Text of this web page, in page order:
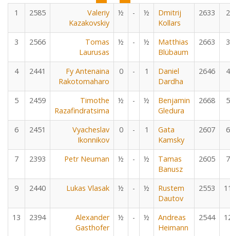
1 2585
Valeriy
Kazakovskiy
½ - ½
Dmitrij
Kollars
2633 2
3 2566
Tomas
Laurusas
½ - ½
Matthias
Blübaum
2663 3
4 2441
Fy Antenaina
Rakotomaharo
0 - 1
Daniel
Dardha
2646 4
5 2459
Timothe
Razafindratsima
½ - ½
Benjamin
Gledura
2668 5
6 2451
Vyacheslav
Ikonnikov
0 - 1
Gata
Kamsky
2607 6
7 2393 Petr Neuman ½ - ½
Tamas
Banusz
2605 7
9 2440 Lukas Vlasak ½ - ½
Rustem
Dautov
2553
13 2394
Alexander
Gasthofer
½ - ½
Andreas
Heimann
2544